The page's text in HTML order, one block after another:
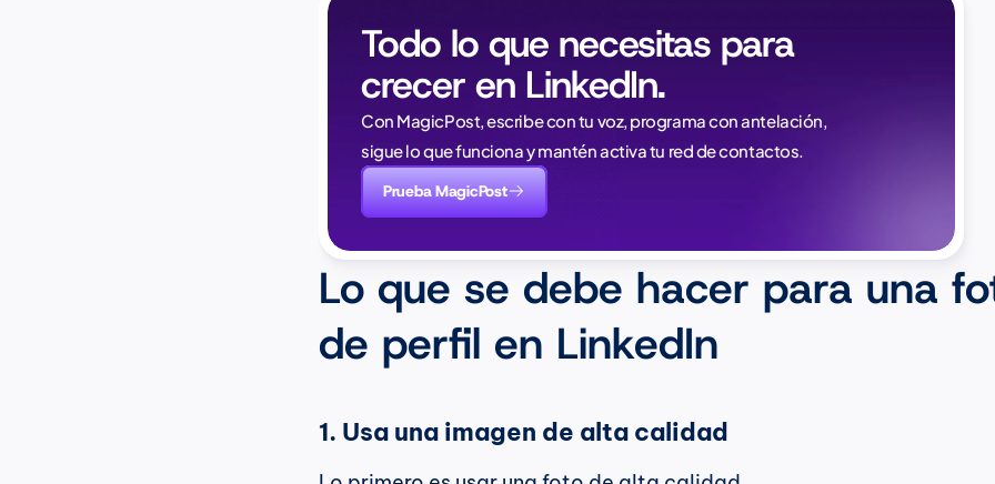
Todo lo que necesitas para
crecer en LinkedIn.
Con MagicPost, escribe con tu voz, programa con antelación,
sigue lo que funciona y mantén activa tu red de contactos.
Prueba MagicPost
Lo que se debe hacer para una
de perfil en LinkedIn
1. Usa una imagen de alta calidad